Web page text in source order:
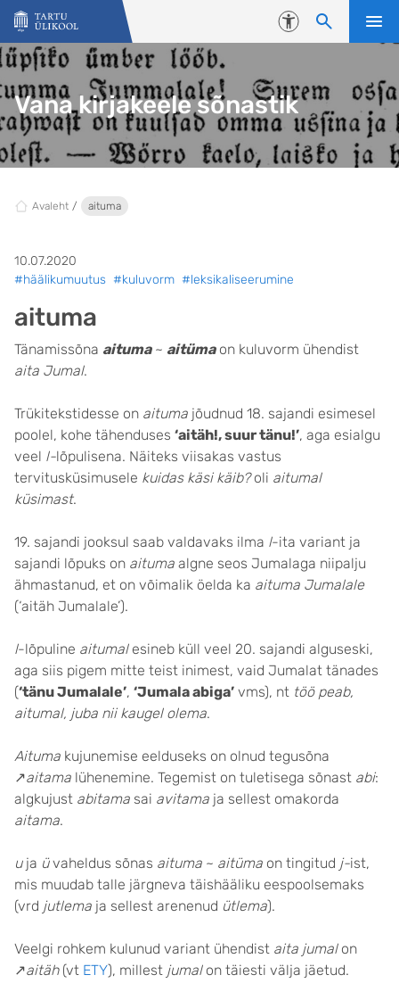
Liigu edasi põhisisu juurde
Juurdepääsetavus
Vana kirjakeele sõnastik
Avaleht aituma
10.07.2020
#häälikumuutus #kuluvorm #leksikaliseerumine
aituma
Tänamissõna aituma~ aitümaon kuluvorm ühendist
aita Jumal.
Trükitekstidesse on aituma jõudnud 18. sajandi esimesel
poolel, kohe tähenduses ‘aitäh!, suur tänu!’, aga esialgu
veel l-lõpulisena. Näiteks viisakas vastus
tervitusküsimusele kuidas käsi käib?oli aitumal
küsimast.
19. sajandi jooksul saab valdavaks ilma l-ita variant ja
sajandi lõpuks on aituma algne seos Jumalaga niipalju
ähmastanud, et on võimalik öelda ka aituma Jumalale
(‘aitäh Jumalale’).
l-lõpuline aitumalesineb küll veel 20. sajandi alguseski,
aga siis pigem mitte teist inimest, vaid Jumalat tänades
(‘tänu Jumalale’, ‘Jumala abiga’ vms), nt töö peab,
aitumal, juba nii kaugel olema.
Aituma kujunemise eelduseks on olnud tegusõna
↗aitama lühenemine. Tegemist on tuletisega sõnast abi:
algkujust abitama sai avitama ja sellest omakorda
aitama.
u ja üvaheldus sõnas aituma ~ aitüma on tingitud j-ist,
mis muudab talle järgneva täishääliku eespoolsemaks
(vrd jutlema ja sellest arenenud ütlema).
Veelgi rohkem kulunud variant ühendist aita jumalon
↗aitäh(vt ETY), millest jumal on täiesti välja jäetud.